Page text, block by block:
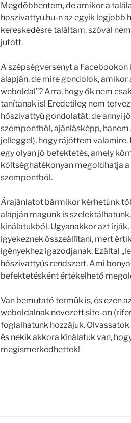
Megdöbbentem, de amikor a
hoszivattyu.hu-n az egyik legjobb
kereskedésre találtam, szóval
jutott.
A szépségversenyt a
alapján, de mire gondolok,
weboldal”? Arra, hogy ők nem
tanítanak is! Eredetileg nem
hőszivattyú gondolatát, de annyi
szempontból, ajánlásképp,
jelleggel), hogy rájöttem valamire.
egy olyan jó befektetés, amely
költséghatékonyan megoldhatja
szempontból.
Árajánlatot bármikor kérhetünk
alapján magunk is
kínálatukból. Ugyanakkor azt
igyekeznek összeállítani, mert
igényekhez igazodjanak. Ezáltal
hőszivattyús rendszert. Ami
befektetésként értékelhető
Van bemutató termük is, és ezen
weboldalnak nevezett site-on
foglalhatunk hozzájuk.
és nekik akkora kínálatuk van,
megismerkedhettek!